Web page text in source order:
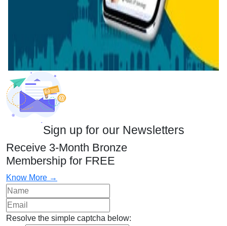
Sign up for our Newsletters
Receive 3-Month Bronze
Membership for FREE
Know More →
Resolve the simple captcha below: